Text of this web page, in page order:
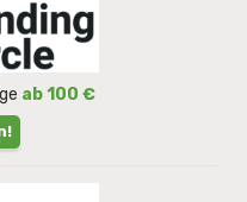
ab 100 €